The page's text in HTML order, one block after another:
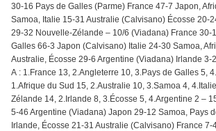
30-16 Pays de Galles (Parme) France 47-7 Japon,
Samoa, Italie 15-31 Australie (Calvisano) Écosse 20-
29-32 Nouvelle-Zélande – 10/6 (Viadana) France 30-
Galles 66-3 Japon (Calvisano) Italie 24-30 Samoa,
Australie, Écosse 29-6 Argentine (Viadana) Irlande
A : 1. France 13, 2 .Angleterre 10, 3.Pays de Galles 5,
1.Afrique du Sud 15, 2.Australie 10, 3.Samoa 4, 4.Italie
Zélande 14, 2.Irlande 8 , 3.Écosse 5 , 4. Argentine 2 –
5-46 Argentine (Viadana) Japon 29-12 Samoa , Pays
Irlande , Écosse 21-31 Australie (Calvisano) France